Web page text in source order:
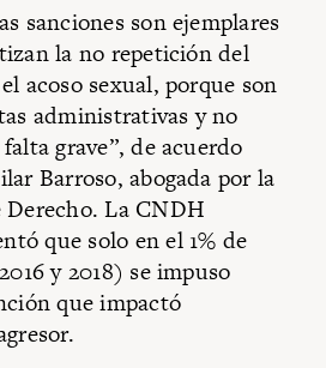
sanciones son ejemplares
la no repetición del
acoso sexual, porque son
administrativas y no
grave”, de acuerdo
Barroso, abogada por la
La CNDH
que solo en el 1% de
y 2018) se impuso
que impactó